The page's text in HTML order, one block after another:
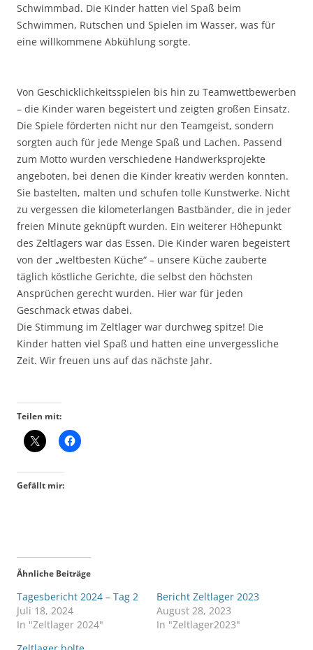
Schwimmbad. Die Kinder hatten viel Spaß beim
Schwimmen, Rutschen und Spielen im Wasser, was für
eine willkommene Abkühlung sorgte.
Von Geschicklichkeitsspielen bis hin zu Teamwettbewerben
– die Kinder waren begeistert und zeigten großen Einsatz.
Die Spiele förderten nicht nur den Teamgeist, sondern
sorgten auch für jede Menge Spaß und Lachen. Passend
zum Motto wurden verschiedene Handwerksprojekte
angeboten, bei denen die Kinder kreativ werden konnten.
Sie bastelten, malten und schufen tolle Kunstwerke. Nicht
zu vergessen die kilometerlangen Bastbänder, die in jeder
freien Minute geknüpft wurden. Ein weiterer Höhepunkt
des Zeltlagers war das Essen. Die Kinder waren begeistert
von der „weltbesten Küche“ – unsere Küche zauberte
täglich köstliche Gerichte, die selbst den höchsten
Ansprüchen gerecht wurden. Hier war für jeden
Geschmack etwas dabei.
Die Stimmung im Zeltlager war durchweg spitze! Die
Kinder hatten viel Spaß und hatten eine unvergessliche
Zeit. Wir freuen uns auf das nächste Jahr.
Teilen mit:
Gefällt mir:
Ähnliche Beiträge
Tagesbericht 2024 – Tag 2
Juli 18, 2024
In "Zeltlager 2024"
Bericht Zeltlager 2023
August 28, 2023
In "Zeltlager2023"